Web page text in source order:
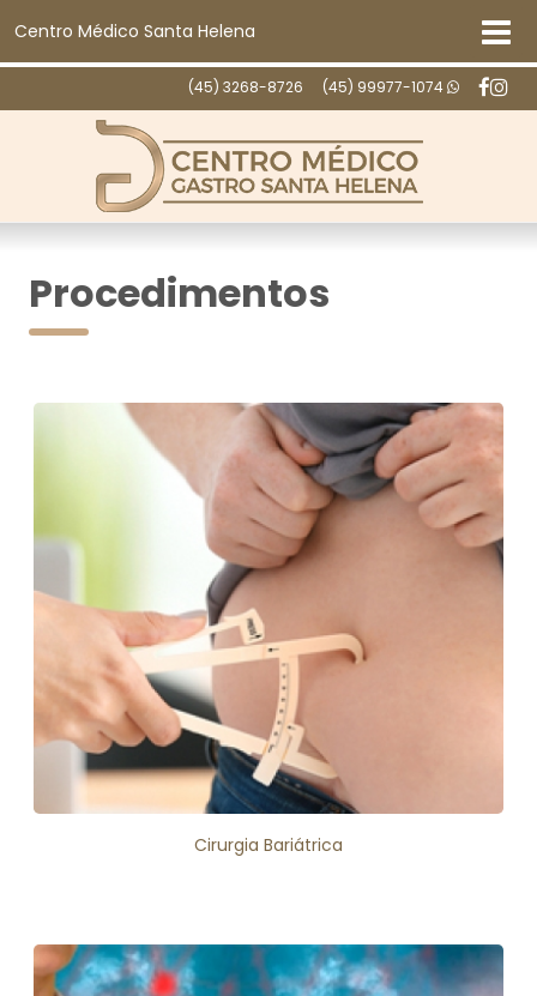
Centro Médico Santa Helena
(45) 3268-8726 (45) 99977-1074
Procedimentos
Cirurgia Bariátrica